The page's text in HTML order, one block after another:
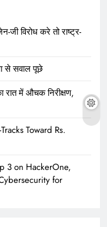
विरोध करे तो राष्ट्र-
से सवाल पूछे
में औचक निरीक्षण,
Toward Rs.
3 on HackerOne,
for